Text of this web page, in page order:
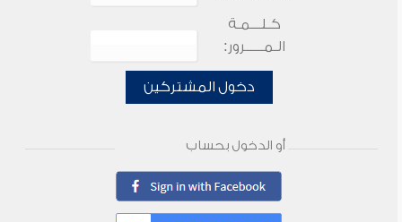
كـلـــمـة
الـمـــــرور:
دخول المشتركين
أو الدخول بحساب